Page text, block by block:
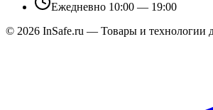
Ежедневно 10:00 — 19:00
© 2026 InSafe.ru — Товары и технологии